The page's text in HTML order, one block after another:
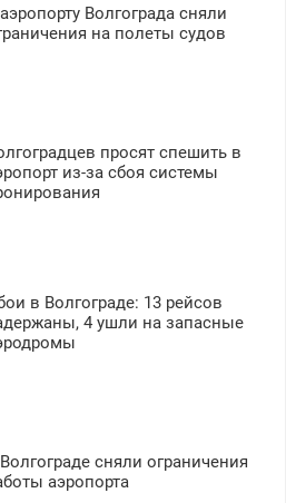
Волгограда сняли
на полеты судов
просят спешить в
из-за сбоя системы
в Волгограде: 13 рейсов
4 ушли на запасные
сняли ограничения
аэропорта